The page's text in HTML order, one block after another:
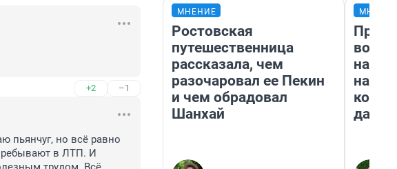
+2 –1
пьянчуг, но всё равно
в ЛТП. И
МНЕНИЕ
Ростовская
путешественница
рассказала, чем
разочаровал ее Пекин
и чем обрадовал
Шанхай
нам
даже